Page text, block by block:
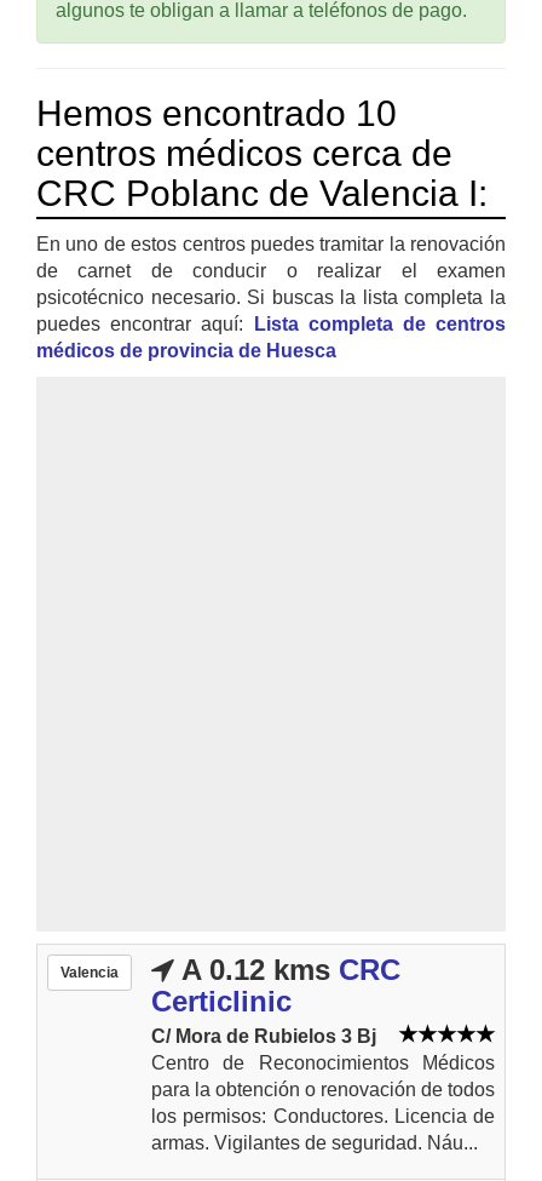
algunos te obligan a llamar a teléfonos de pago.
Hemos encontrado 10
centros médicos cerca de
CRC Poblanc de Valencia I:
En uno de estos centros puedes tramitar la renovación
de carnet de conducir o realizar el examen
psicotécnico necesario. Si buscas la lista completa la
puedes encontrar aquí:
Lista completa de centros
médicos de provincia de Huesca
Valencia A 0.12 kms CRC
Certiclinic
C/ Mora de Rubielos 3 Bj
Centro de Reconocimientos Médicos
para la obtención o renovación de todos
los permisos: Conductores. Licencia de
armas. Vigilantes de seguridad. Náu...